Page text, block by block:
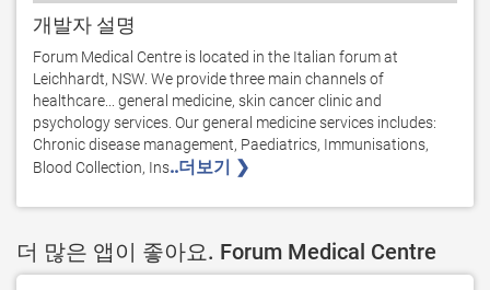
개발자 설명
Forum Medical Centre is located in the Italian forum at
Leichhardt, NSW. We provide three main channels of
healthcare... general medicine, skin cancer clinic and
psychology services. Our general medicine services includes:
Chronic disease management, Paediatrics, Immunisations,
Blood Collection, Ins..더보기 ❯
더 많은 앱이 좋아요. Forum Medical Centre